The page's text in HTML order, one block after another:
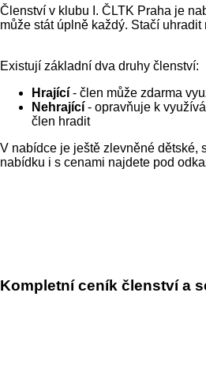
Členství v klubu I. ČLTK Praha je
může stát úplně každý. Stačí
Existují základní dva druhy členství:
Hrající - člen může zdarma
Nehrající - opravňuje k
člen hradit
V nabídce je ještě zlevněné dětské,
nabídku i s cenami najdete pod
Kompletní ceník členství a